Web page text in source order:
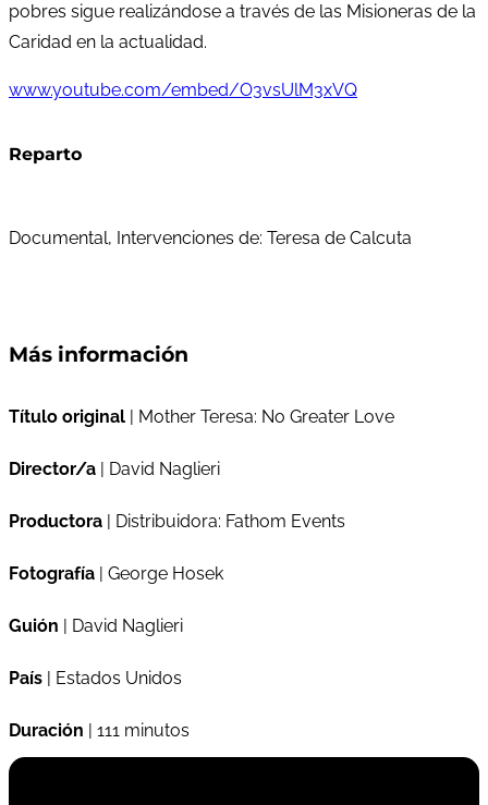
pobres sigue realizándose a través de las Misioneras de la
Caridad en la actualidad.
www.youtube.com/embed/O3vsUlM3xVQ
Reparto
Documental, Intervenciones de: Teresa de Calcuta
Más información
Título original | Mother Teresa: No Greater Love
Director/a | David Naglieri
Productora | Distribuidora: Fathom Events
Fotografía | George Hosek
Guión | David Naglieri
País | Estados Unidos
Duración | 111 minutos